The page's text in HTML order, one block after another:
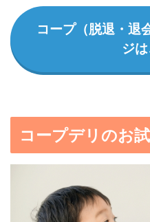
コープ（脱退・退
ジ
コープデリのお